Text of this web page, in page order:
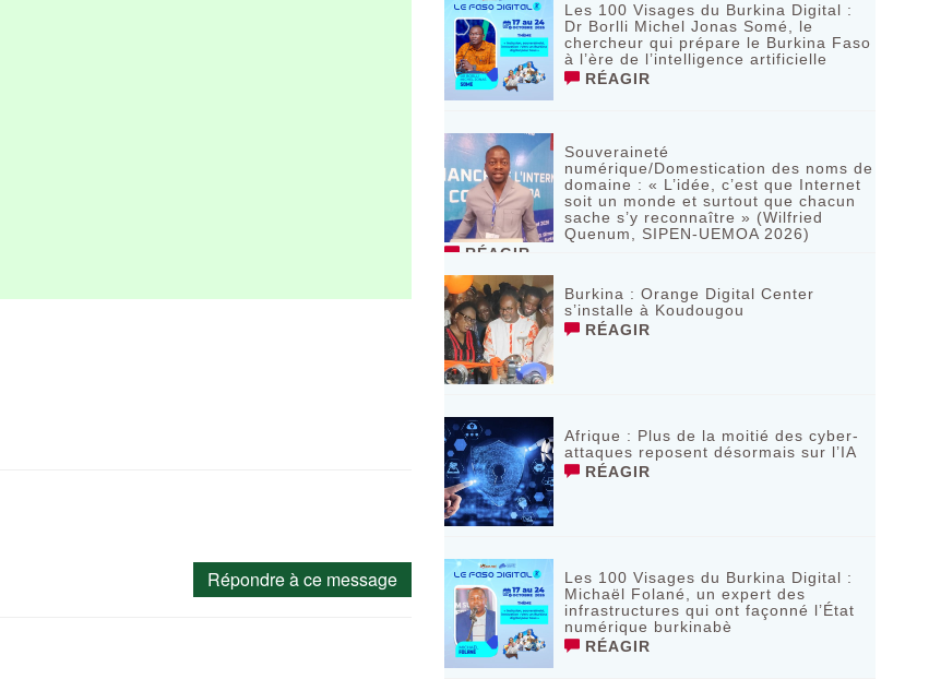
Répondre à ce message
Les 100 Visages du Burkina Digital :
Dr Borlli Michel Jonas Somé, le
chercheur qui prépare le Burkina Faso
à l’ère de l’intelligence artificielle
RÉAGIR
Souveraineté
numérique/Domestication des noms de
domaine : « L’idée, c’est que Internet
soit un monde et surtout que chacun
sache s’y reconnaître » (Wilfried
Quenum, SIPEN-UEMOA 2026)
RÉAGIR
Burkina : Orange Digital Center
s’installe à Koudougou
RÉAGIR
Afrique : Plus de la moitié des cyber-
attaques reposent désormais sur l’IA
RÉAGIR
Les 100 Visages du Burkina Digital :
Michaël Folané, un expert des
infrastructures qui ont façonné l’État
numérique burkinabè
RÉAGIR